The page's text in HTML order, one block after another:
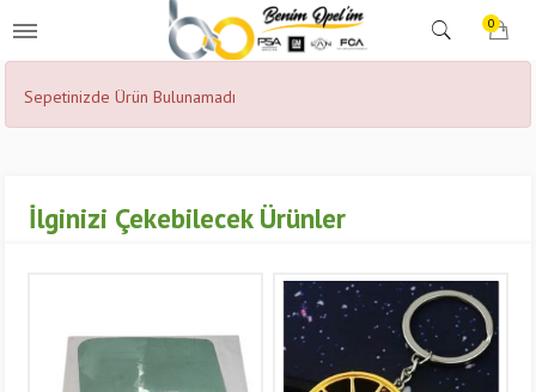
0
Sepetinizde Ürün Bulunamadı
İlginizi Çekebilecek Ürünler